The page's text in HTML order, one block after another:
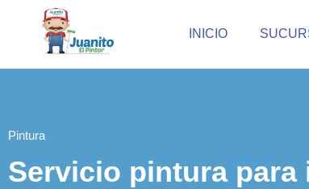
INICIO
Pintura
Servicio pintura para